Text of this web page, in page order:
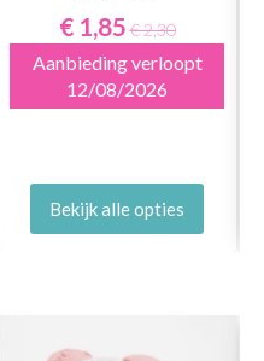
€ 1,85 € 2,30
Aanbieding verloopt
12/08/2026
Bekijk alle opties